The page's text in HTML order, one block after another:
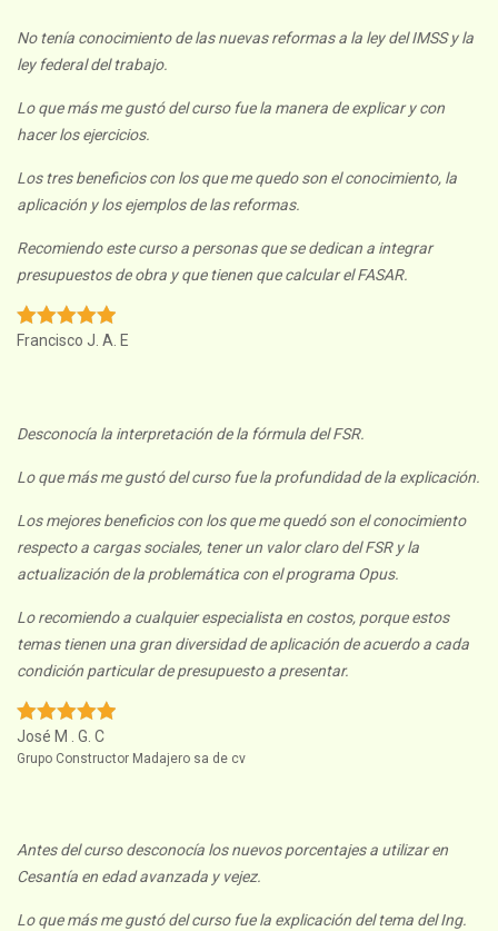
No tenía conocimiento de las nuevas reformas a la ley del IMSS y la
ley federal del trabajo.
Lo que más me gustó del curso fue la manera de explicar y con
hacer los ejercicios.
Los tres beneficios con los que me quedo son el conocimiento, la
aplicación y los ejemplos de las reformas.
Recomiendo este curso a personas que se dedican a integrar
presupuestos de obra y que tienen que calcular el FASAR.
Francisco J. A. E
Desconocía la interpretación de la fórmula del FSR.
Lo que más me gustó del curso fue la profundidad de la explicación.
Los mejores beneficios con los que me quedó son el conocimiento
respecto a cargas sociales, tener un valor claro del FSR y la
actualización de la problemática con el programa Opus.
Lo recomiendo a cualquier especialista en costos, porque estos
temas tienen una gran diversidad de aplicación de acuerdo a cada
condición particular de presupuesto a presentar.
José M . G. C
Grupo Constructor Madajero sa de cv
Antes del curso desconocía los nuevos porcentajes a utilizar en
Cesantía en edad avanzada y vejez.
Lo que más me gustó del curso fue la explicación del tema del Ing.